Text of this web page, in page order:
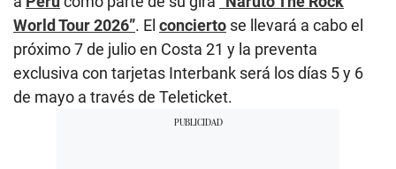
World Tour 2026”. El concierto se llevará a cabo el
próximo 7 de julio en Costa 21 y la preventa
exclusiva con tarjetas Interbank será los días 5 y 6
de mayo a través de Teleticket.